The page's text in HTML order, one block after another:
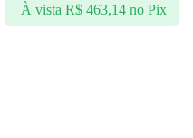
À vista R$463,14 no Pix